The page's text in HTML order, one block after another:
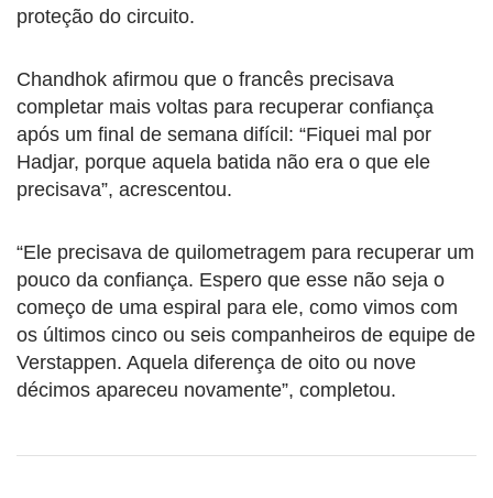
proteção do circuito.
Chandhok afirmou que o francês precisava
completar mais voltas para recuperar confiança
após um final de semana difícil: “Fiquei mal por
Hadjar, porque aquela batida não era o que ele
precisava”, acrescentou.
“Ele precisava de quilometragem para recuperar um
pouco da confiança. Espero que esse não seja o
começo de uma espiral para ele, como vimos com
os últimos cinco ou seis companheiros de equipe de
Verstappen. Aquela diferença de oito ou nove
décimos apareceu novamente”, completou.